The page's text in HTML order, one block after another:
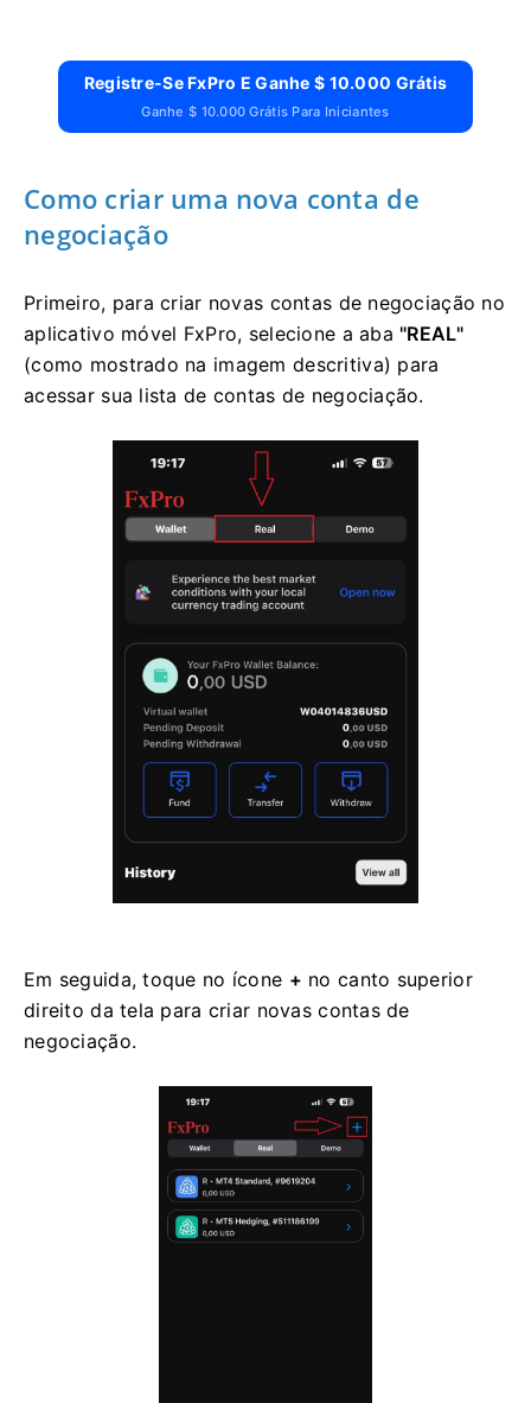
Registre-Se FxPro E Ganhe $ 10.000 Grátis
Ganhe $ 10.000 Grátis Para Iniciantes
Como criar uma nova conta de
negociação
Primeiro, para criar novas contas de negociação no
aplicativo móvel FxPro, selecione a aba "REAL"
(como mostrado na imagem descritiva) para
acessar sua lista de contas de negociação.
Em seguida, toque no ícone + no canto superior
direito da tela para criar novas contas de
negociação.